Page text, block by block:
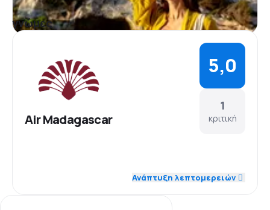
γνώμες
Air Madagascar
1
κριτική
5,0
Ανάπτυξη λεπτομερειών